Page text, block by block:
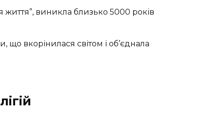
виникла близько 5000 років
що вкорінилася світом і об’єднала